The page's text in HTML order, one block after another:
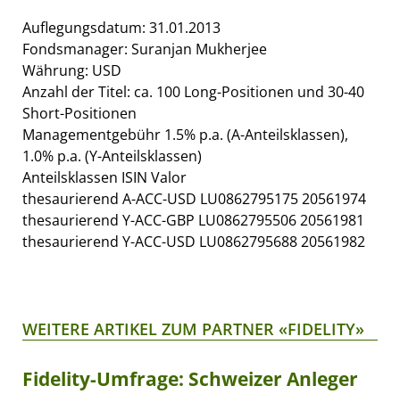
Auflegungsdatum: 31.01.2013
Fondsmanager: Suranjan Mukherjee
Währung: USD
Anzahl der Titel: ca. 100 Long-Positionen und 30-40
Short-Positionen
Managementgebühr 1.5% p.a. (A-Anteilsklassen),
1.0% p.a. (Y-Anteilsklassen)
Anteilsklassen ISIN Valor
thesaurierend A-ACC-USD LU0862795175 20561974
thesaurierend Y-ACC-GBP LU0862795506 20561981
thesaurierend Y-ACC-USD LU0862795688 20561982
WEITERE ARTIKEL ZUM PARTNER «FIDELITY»
Fidelity-Umfrage: Schweizer Anleger